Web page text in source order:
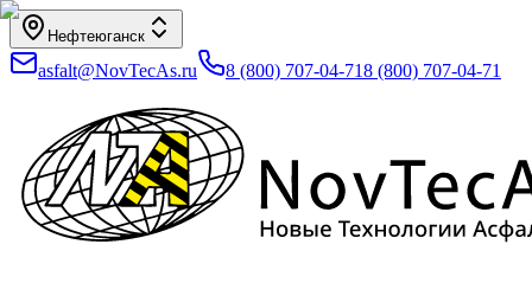
Нефтеюганск
asfalt@NovTecAs.ru 8 (800) 707-04-718 (800) 707-04-71